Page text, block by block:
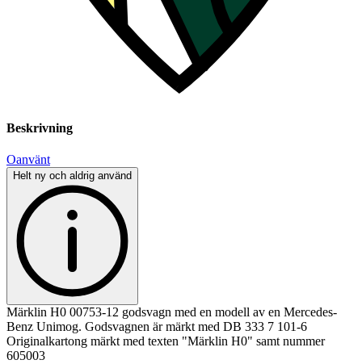
Beskrivning
Oanvänt
Helt ny och aldrig använd
Märklin H0 00753-12 godsvagn med en modell av en Mercedes-
Benz Unimog. Godsvagnen är märkt med DB 333 7 101-6
Originalkartong märkt med texten "Märklin H0" samt nummer
605003